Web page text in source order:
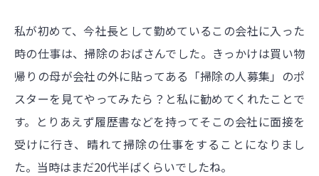
私が初めて、今社長として勤めているこの会社に入った
時の仕事は、掃除のおばさんでした。きっかけは買い物
帰りの母が会社の外に貼ってある「掃除の人募集」のポ
スターを見てやってみたら？と私に勧めてくれたことで
す。とりあえず履歴書などを持ってそこの会社に面接を
受けに行き、晴れて掃除の仕事をすることになりまし
た。当時はまだ20代半ばくらいでしたね。